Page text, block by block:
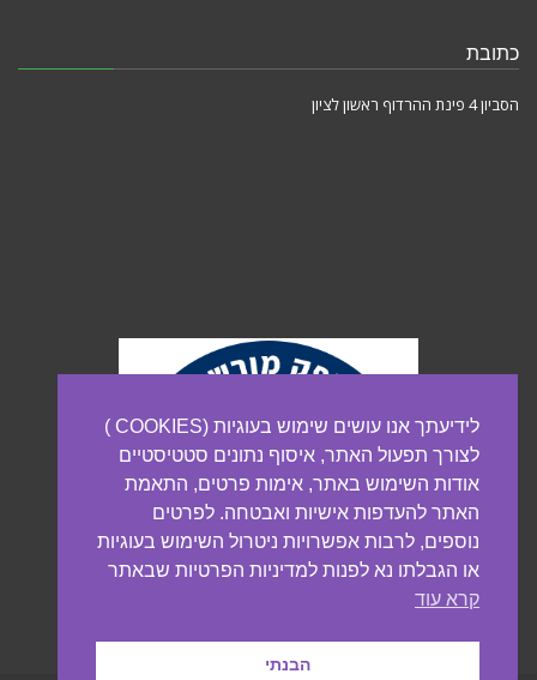
כתובת
הסביון 4 פינת ההרדוף ראשון לציון
לידיעתך אנו עושים שימוש בעוגיות (COOKIES )
לצורך תפעול האתר, איסוף נתונים סטטיסטיים
אודות השימוש באתר, אימות פרטים, התאמת
האתר להעדפות אישיות ואבטחה. לפרטים
נוספים, לרבות אפשרויות ניטרול השימוש בעוגיות
או הגבלתו נא לפנות למדיניות הפרטיות שבאתר
קרא עוד
הבנתי